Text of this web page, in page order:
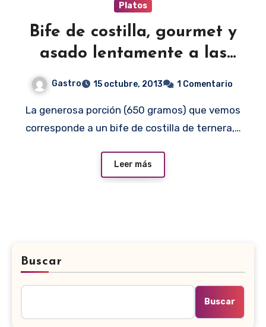
Platos
Bife de costilla, gourmet y
asado lentamente a las
Gastro 15 octubre, 2013 1 Comentario
La generosa porción (650 gramos) que vemos
corresponde a un bife de costilla de ternera,…
Leer más
Buscar
Buscar